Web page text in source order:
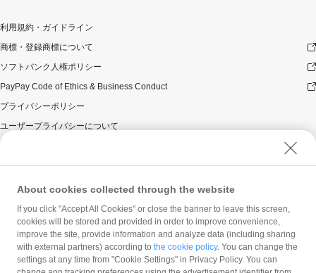
利用規約・ガイドライン
商標・登録商標について
ソフトバンク人権ポリシー
PayPay Code of Ethics & Business Conduct
プライバシーポリシー
ユーザープライバシーについて
ウェブサイト利用規約
反社会的勢力に対する方針
勧誘方針
マネロン等基本方針
カスタマーハラスメントに関する当社の考え方
About cookies collected through the website
If you click "Accept All Cookies" or close the banner to leave this screen,
cookies will be stored and provided in order to improve convenience,
improve the site, provide information and analyze data (including sharing
with external partners) according to the cookie policy. You can change the
settings at any time from "Cookie Settings" in Privacy Policy. You can